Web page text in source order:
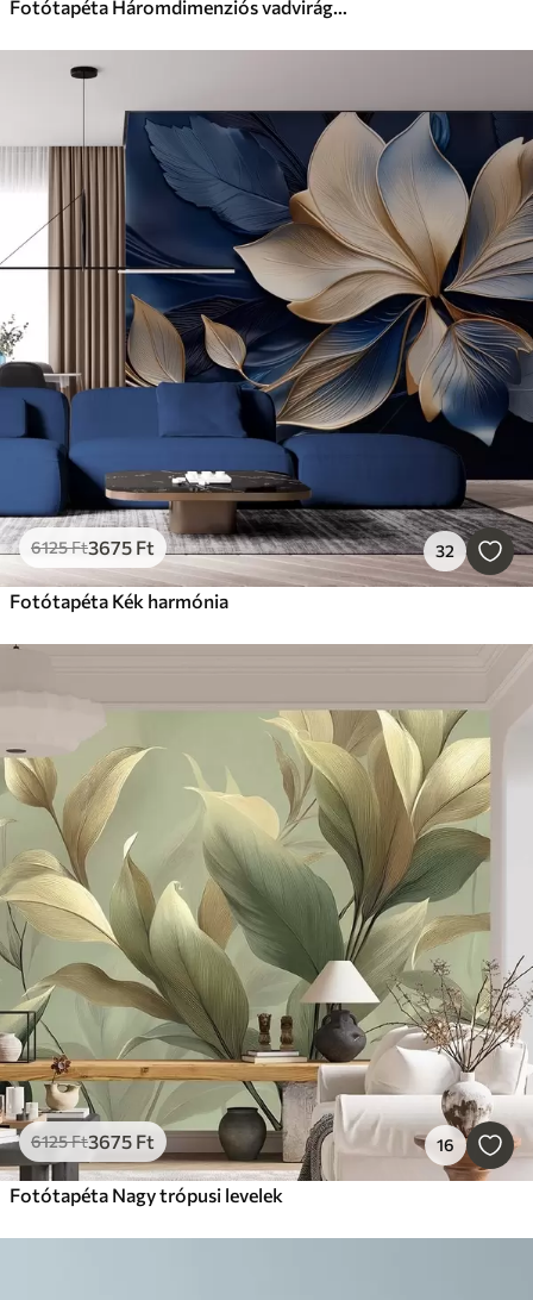
Fotótapéta Háromdimenziós vadvirágok, kézzel készített hímzéshatással, pasztell színvilágban
6125Ft3675 Ft 32
Fotótapéta Kék harmónia
6125Ft3675 Ft 16
Fotótapéta Nagy trópusi levelek